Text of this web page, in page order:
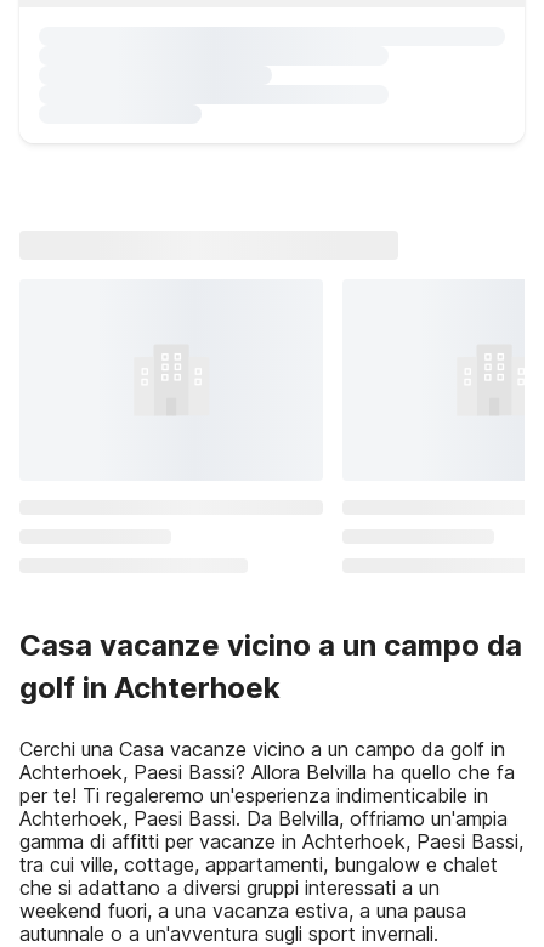
Casa vacanze vicino a un campo da
golf in Achterhoek
Cerchi una Casa vacanze vicino a un campo da golf in
Achterhoek, Paesi Bassi? Allora Belvilla ha quello che fa
per te! Ti regaleremo un'esperienza indimenticabile in
Achterhoek, Paesi Bassi. Da Belvilla, offriamo un'ampia
gamma di affitti per vacanze in Achterhoek, Paesi Bassi,
tra cui ville, cottage, appartamenti, bungalow e chalet
che si adattano a diversi gruppi interessati a un
weekend fuori, a una vacanza estiva, a una pausa
autunnale o a un'avventura sugli sport invernali.